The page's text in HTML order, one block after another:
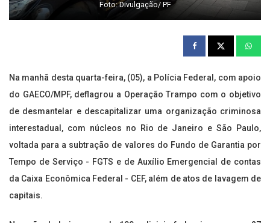
Foto: Divulgação/ PF
Na manhã desta quarta-feira, (05), a Polícia Federal, com apoio
do GAECO/MPF, deflagrou a Operação Trampo com o objetivo
de desmantelar e descapitalizar uma organização criminosa
interestadual, com núcleos no Rio de Janeiro e São Paulo,
voltada para a subtração de valores do Fundo de Garantia por
Tempo de Serviço - FGTS e de Auxílio Emergencial de contas
da Caixa Econômica Federal - CEF, além de atos de lavagem de
capitais.